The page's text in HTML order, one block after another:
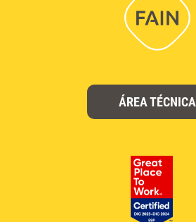
ÁREA TÉCNICA